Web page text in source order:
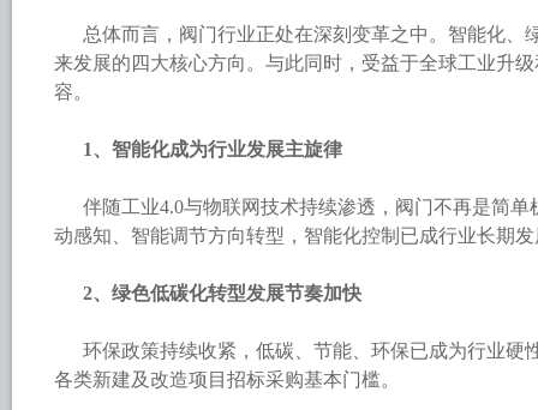
总体而言，阀门行业正处在深刻变革之中。智能化、
来发展的四大核心方向。与此同时，受益于全球工业升
容。
1、智能化成为行业发展主旋律
伴随工业4.0与物联网技术持续渗透，阀门不再是简
动感知、智能调节方向转型，智能化控制已成行业长期
2、绿色低碳化转型发展节奏加快
环保政策持续收紧，低碳、节能、环保已成为行业硬
各类新建及改造项目招标采购基本门槛。